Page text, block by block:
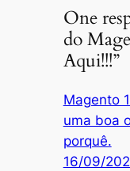
One
do
Aqui!!!”
Magento
uma boa
porquê.
16/09/